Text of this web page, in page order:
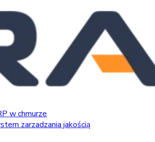
w chmurze
zarzadzania jakością